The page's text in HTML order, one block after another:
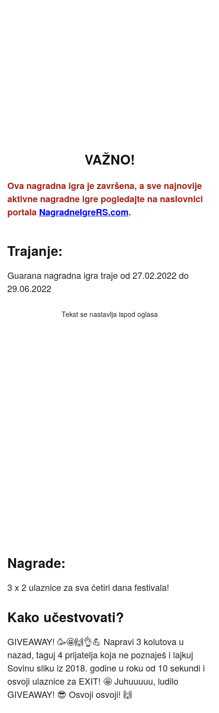
VAŽNO!
Ova nagradna igra je završena, a sve najnovije
aktivne nagradne igre pogledajte na naslovnici
portala NagradneIgreRS.com.
Trajanje:
Guarana nagradna igra traje od 27.02.2022 do
29.06.2022
Tekst se nastavlja ispod oglasa
Nagrade:
3 x 2 ulaznice za sva četiri dana festivala!
Kako učestvovati?
GIVEAWAY! 🥳🤩🙌👌💪 Napravi 3 kolutova u
nazad, taguj 4 prijatelja koja ne poznaješ i lajkuj
Sovinu sliku iz 2018. godine u roku od 10 sekundi i
osvoji ulaznice za EXIT! 🤩 Juhuuuuu, ludilo
GIVEAWAY! 😎 Osvoji osvoji! 🙌